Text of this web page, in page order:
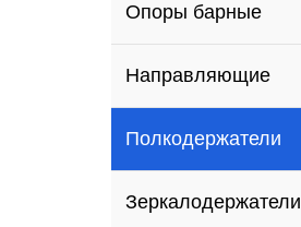
Опоры барные
Направляющие
Полкодержатели
Зеркалодержатели